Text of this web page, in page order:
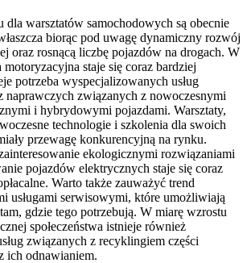
warsztatów samochodowych są obecnie
biorąc pod uwagę dynamiczny rozwój
oraz rosnącą liczbę pojazdów na drogach. W
staje się coraz bardziej
potrzeba wyspecjalizowanych usług
naprawczych związanych z nowoczesnymi
i hybrydowymi pojazdami. Warsztaty,
technologie i szkolenia dla swoich
przewagę konkurencyjną na rynku.
ekologicznymi rozwiązaniami
pojazdów elektrycznych staje się coraz
Warto także zauważyć trend
usługami serwisowymi, które umożliwiają
gdzie tego potrzebują. W miarę wzrostu
społeczeństwa istnieje również
związanych z recyklingiem części
ich odnawianiem.